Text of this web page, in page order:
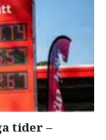
tider –